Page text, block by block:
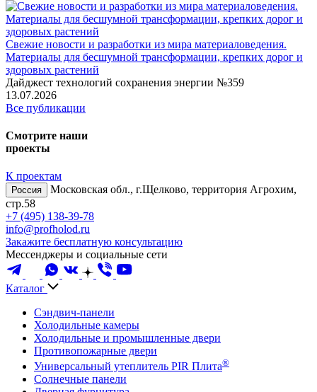
Свежие новости и разработки из мира материаловедения.
Материалы для бесшумной трансформации, крепких дорог и
здоровых растений
Дайджест технологий сохранения энергии №359
13.07.2026
Все публикации
Смотрите наши
проекты
К проектам
Россия
Московская обл., г.Щелково, территория Агрохим,
стр.58
+7 (495) 138-39-78
info@profholod.ru
Закажите бесплатную консультацию
Мессенджеры и социальные сети
Каталог
Сэндвич-панели
Холодильные камеры
Холодильные и промышленные двери
Противопожарные двери
Универсальный утеплитель PIR Плита®
Солнечные панели